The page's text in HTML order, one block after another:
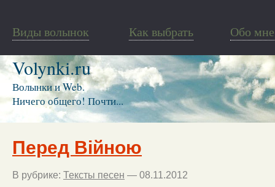
Виды волынок Как выбрать Обо мне
Volynki.ru
Волынки и Web.
Ничего общего! Почти...
Перед Війною
В рубрике: Тексты песен — 08.11.2012